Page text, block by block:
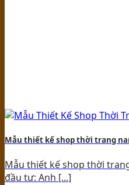
Mẫu thiết kế shop thời trang
Mẫu thiết kế shop thời
đầu tư: Anh [...]